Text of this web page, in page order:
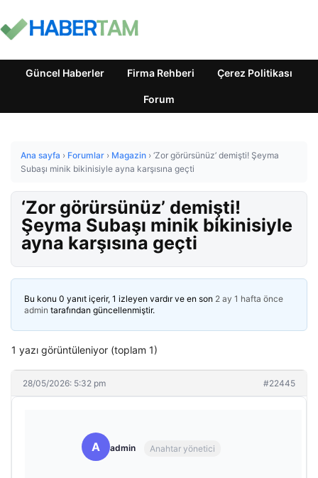
Güncel Haberler Firma Rehberi Çerez Politikası
Forum
Ana sayfa › Forumlar › Magazin › ‘Zor görürsünüz’ demişti! Şeyma
Subaşı minik bikinisiyle ayna karşısına geçti
‘Zor görürsünüz’ demişti!
Şeyma Subaşı minik bikinisiyle
ayna karşısına geçti
Bu konu 0 yanıt içerir, 1 izleyen vardır ve en son 2 ay 1 hafta önce
admin tarafından güncellenmiştir.
1 yazı görüntüleniyor (toplam 1)
28/05/2026: 5:32 pm #22445
A admin Anahtar yönetici